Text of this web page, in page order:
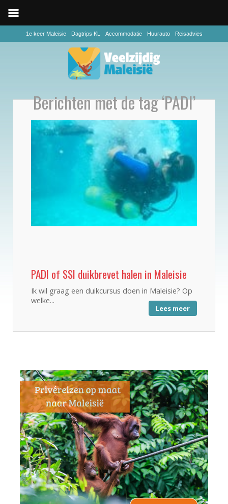
1e keer Maleisie Dagtrips KL Accommodatie Huurauto Reisadvies
Berichten met de tag ‘PADI’
PADI of SSI duikbrevet halen in Maleisie
Ik wil graag een duikcursus doen in Maleisie? Op
welke...
Lees meer